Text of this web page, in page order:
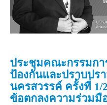
ประชุมคณะกรรมกา
ป้องกันและปราบปร
นครสวรรค์ ครั้งที่ 1/
ข้อตกลงความร่วมมื